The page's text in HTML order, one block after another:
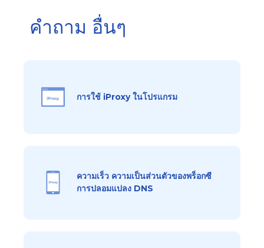
คำถาม อื่นๆ
การใช้ iProxy ในโปรแกรม
ความเร็ว ความเป็นส่วนตัวของพร็อกซี
การปลอมแปลง DNS